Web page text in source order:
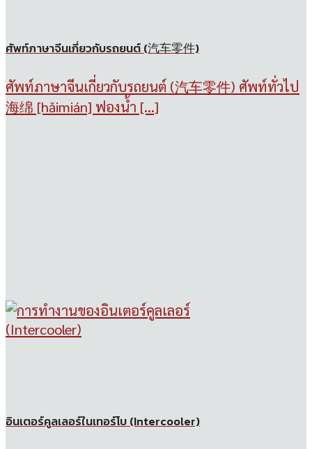
ศัพท์ภาษาจีนเกี่ยวกับรถยนต์ (汽车零件)
ศัพท์ภาษาจีนเกี่ยวกับรถยนต์ (汽车零件) ศัพท์ทั่วไป
海绵 [hǎimián] ฟองน้ำ [...]
อินเตอร์คูลเลอร์ในเทอร์โบ (Intercooler)